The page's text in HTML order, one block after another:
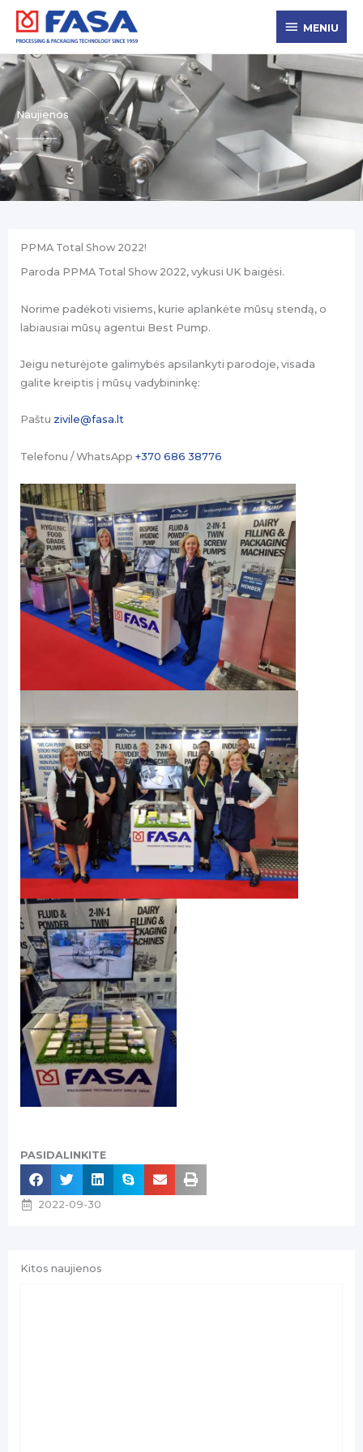
Pereiti
prie
turinio
MENIU
MENIU
Naujienos
PPMA Total Show 2022!
Paroda PPMA Total Show 2022, vykusi UK baigėsi.
Norime padėkoti visiems, kurie aplankėte mūsų stendą, o
labiausiai mūsų agentui Best Pump.
Jeigu neturėjote galimybės apsilankyti parodoje, visada
galite kreiptis į mūsų vadybininkę:
Paštu zivile@fasa.lt
Telefonu / WhatsApp +370 686 38776
PASIDALINKITE
2022-09-30
Kitos naujienos